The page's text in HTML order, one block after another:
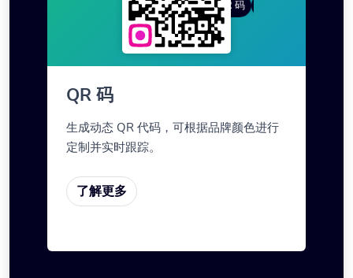
QR 风格 动态 QR 码 定制框架
QR 码
生成动态 QR 代码，可根据品牌颜色进行
定制并实时跟踪。
了解更多